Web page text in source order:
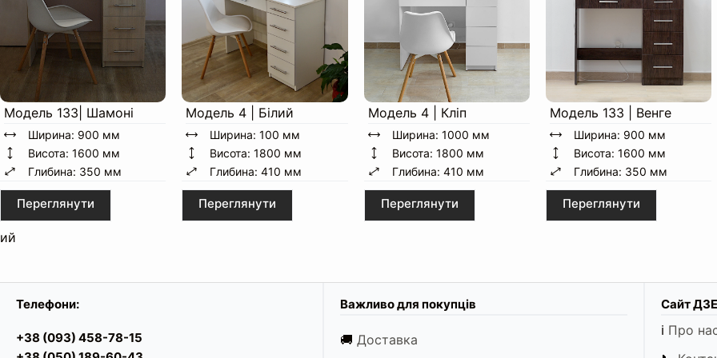
Ширина:
Вага:
Освітлення:
Висота до стільниці:
Особливості конструкції:
Модель 133| Шамоні
Ширина: 900 мм
Висота: 1600 мм
Глибина: 350 мм
Переглянути
Модель 4 | Білий
Ширина: 100 мм
Висота: 1800 мм
Глибина: 410 мм
Переглянути
Модель 4 | Кліп
Ширина: 1000 мм
Висота: 1800 мм
Глибина: 410 мм
Переглянути
Модель 133 | Венге
Ширина: 900 мм
Висота: 1600 мм
Глибина: 350 мм
Переглянути
ий
Телефони:
+38 (093) 458-78-15
Важливо для покупців
🚚Доставка
Сайт
ℹ️ Про